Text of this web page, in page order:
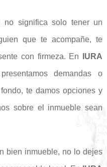
no significa solo tener un
que te acompañe, te
con firmeza. En
IURA
demandas o
te damos opciones y
sobre el inmueble sean
bien inmueble, no lo dejes